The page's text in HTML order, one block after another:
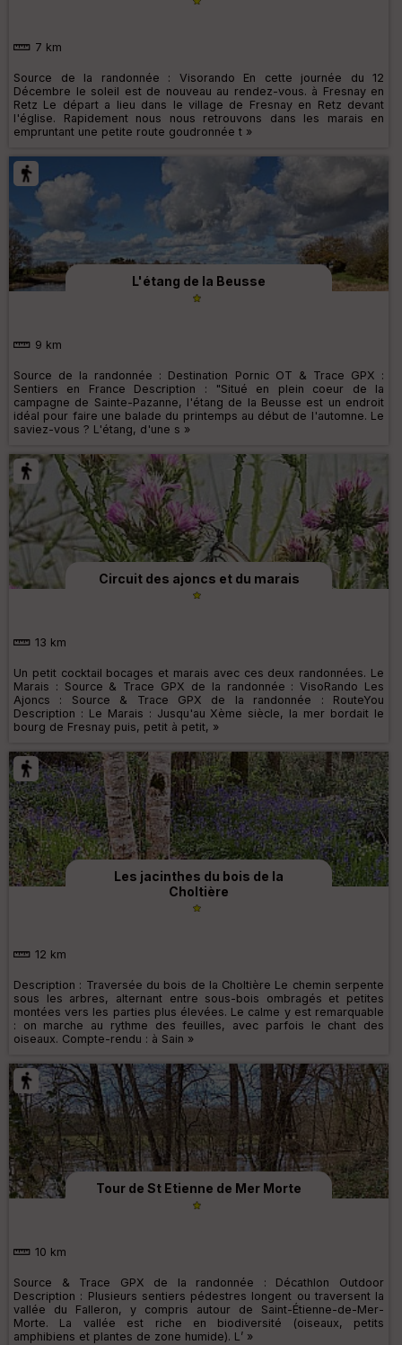
7 km
Source de la randonnée : Visorando En cette journée du 12
Décembre le soleil est de nouveau au rendez-vous. à Fresnay en
Retz Le départ a lieu dans le village de Fresnay en Retz devant
l'église. Rapidement nous nous retrouvons dans les marais en
empruntant une petite route goudronnée t »
L'étang de la Beusse
9 km
Source de la randonnée : Destination Pornic OT & Trace GPX :
Sentiers en France Description : "Situé en plein coeur de la
campagne de Sainte-Pazanne, l'étang de la Beusse est un endroit
idéal pour faire une balade du printemps au début de l'automne. Le
saviez-vous ? L'étang, d'une s »
Circuit des ajoncs et du marais
13 km
Un petit cocktail bocages et marais avec ces deux randonnées. Le
Marais : Source & Trace GPX de la randonnée : VisoRando Les
Ajoncs : Source & Trace GPX de la randonnée : RouteYou
Description : Le Marais : Jusqu'au Xème siècle, la mer bordait le
bourg de Fresnay puis, petit à petit, »
Les jacinthes du bois de la
Choltière
12 km
Description : Traversée du bois de la Choltière Le chemin serpente
sous les arbres, alternant entre sous-bois ombragés et petites
montées vers les parties plus élevées. Le calme y est remarquable
: on marche au rythme des feuilles, avec parfois le chant des
oiseaux. Compte-rendu : à Sain »
Tour de St Etienne de Mer Morte
10 km
Source & Trace GPX de la randonnée : Décathlon Outdoor
Description : Plusieurs sentiers pédestres longent ou traversent la
vallée du Falleron, y compris autour de Saint-Étienne-de-Mer-
Morte. La vallée est riche en biodiversité (oiseaux, petits
amphibiens et plantes de zone humide). L’ »